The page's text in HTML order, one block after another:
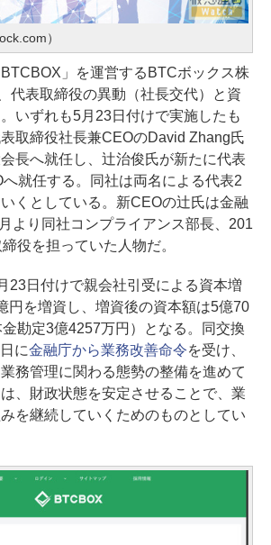
）
」を運営するBTCボックス株
代表取締役の異動（社長交代）と資
いずれも5月23日付けで実施したも
取締役社長兼CEOのDavid Zhang氏
長へ就任し、辻治俊氏が新たに代表
就任する。同社は両名による代表2
くとしている。新CEOの辻氏は金融
より同社コンプライアンス部長、201
役を担っていた人物だ。
23日付けで親会社引受による資本増
円を増資し、増資後の資本額は5億70
勘定3億4257万円）となる。同交換
に金融庁から業務改善命令を受け、
務管理に関わる態勢の整備を進めて
、財政状態を安定させることで、業
を継続していくためのものとしてい